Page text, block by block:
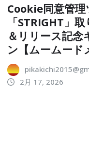
Cookie同意管理
「STRIGHT」
＆リリース記念
ン【ムームード
2月 17, 2026